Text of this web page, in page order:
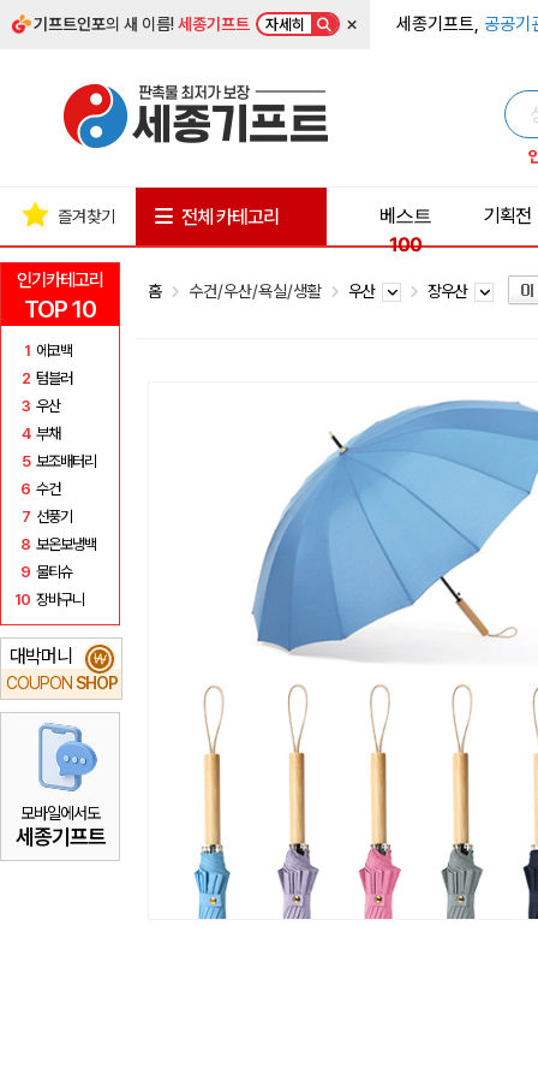
기프트인포의 새 이름!세종기프트 자세히 × 세종기프트, 공공기
인기카테고리
TOP 10
1 에코백
2 텀블러
3 우산
4 부채
5 보조배터리
6 수건
7 선풍기
8 보온보냉백
9 물티슈
10 장바구니
대박머니
COUPON SHOP
₩
모바일에서도
세종기프트
즐겨찾기 전체 카테고리
베스트
100
기획전
홈 수건/우산/욕실/생활 우산 장우산